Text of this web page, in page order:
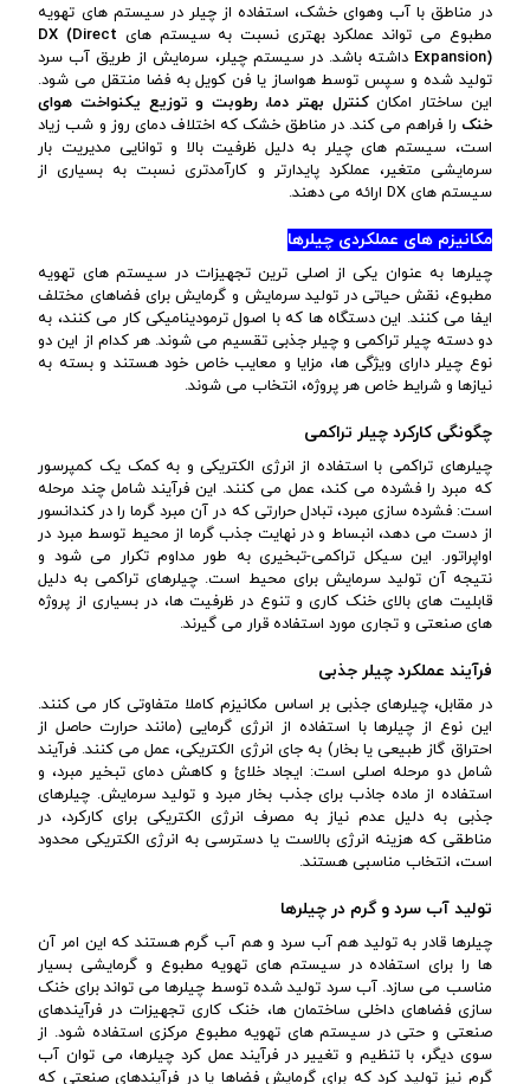
در مناطق با آب وهوای خشک، استفاده از چیلر در سیستم های تهویه
مطبوع می تواند عملکرد بهتری نسبت به سیستم های DX (Direct
Expansion)
داشته باشد. در سیستم چیلر، سرمایش از طریق آب سرد
تولید شده و سپس توسط هواساز یا فن کویل به فضا منتقل می شود.
این ساختار امکانکنترل بهتر دما، رطوبت و توزیع یکنواخت هوای
خنک را فراهم می کند. در مناطق خشک که اختلاف دمای روز و شب زیاد
است، سیستم های چیلر به دلیل ظرفیت بالا و توانایی مدیریت بار
سرمایشی متغیر، عملکرد پایدارتر و کارآمدتری نسبت به بسیاری از
سیستم های DX ارائه می دهند.
مکانیزم های عملکردی چیلرها
چیلرها به عنوان یکی از اصلی ترین تجهیزات در سیستم های تهویه
مطبوع، نقش حیاتی در تولید سرمایش و گرمایش برای فضاهای مختلف
ایفا می کنند. این دستگاه ها که با اصول ترمودینامیکی کار می کنند، به
دو دسته چیلر تراکمی و چیلر جذبی تقسیم می شوند. هر کدام از این دو
نوع چیلر دارای ویژگی ها، مزایا و معایب خاص خود هستند و بسته به
نیازها و شرایط خاص هر پروژه، انتخاب می شوند.
چگونگی کارکرد چیلر تراکمی
چیلرهای تراکمی با استفاده از انرژی الکتریکی و به کمک یک کمپرسور
که مبرد را فشرده می کند، عمل می کنند. این فرآیند شامل چند مرحله
است: فشرده سازی مبرد، تبادل حرارتی که در آن مبرد گرما را در کندانسور
از دست می دهد، انبساط و در نهایت جذب گرما از محیط توسط مبرد در
اواپراتور. این سیکل تراکمی-تبخیری به طور مداوم تکرار می شود و
نتیجه آن تولید سرمایش برای محیط است. چیلرهای تراکمی به دلیل
قابلیت های بالای خنک کاری و تنوع در ظرفیت ها، در بسیاری از پروژه
های صنعتی و تجاری مورد استفاده قرار می گیرند.
فرآیند عملکرد چیلر جذبی
در مقابل، چیلرهای جذبی بر اساس مکانیزم کاملا متفاوتی کار می کنند.
این نوع از چیلرها با استفاده از انرژی گرمایی (مانند حرارت حاصل از
احتراق گاز طبیعی یا بخار) به جای انرژی الکتریکی، عمل می کنند. فرآیند
شامل دو مرحله اصلی است: ایجاد خلائ و کاهش دمای تبخیر مبرد، و
استفاده از ماده جاذب برای جذب بخار مبرد و تولید سرمایش. چیلرهای
جذبی به دلیل عدم نیاز به مصرف انرژی الکتریکی برای کارکرد، در
مناطقی که هزینه انرژی بالاست یا دسترسی به انرژی الکتریکی محدود
است، انتخاب مناسبی هستند.
تولید آب سرد و گرم در چیلرها
چیلرها قادر به تولید هم آب سرد و هم آب گرم هستند که این امر آن
ها را برای استفاده در سیستم های تهویه مطبوع و گرمایشی بسیار
مناسب می سازد. آب سرد تولید شده توسط چیلرها می تواند برای خنک
سازی فضاهای داخلی ساختمان ها، خنک کاری تجهیزات در فرآیندهای
صنعتی و حتی در سیستم های تهویه مطبوع مرکزی استفاده شود. از
سوی دیگر، با تنظیم و تغییر در فرآیند عمل کرد چیلرها، می توان آب
گرم نیز تولید کرد که برای گرمایش فضاها یا در فرآیندهای صنعتی که